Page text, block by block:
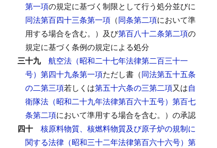
第一項の規定に基づく制限として行う処分並びに
同法第百四十三条第一項 （同条第二項において準
用する場合を含む。）及び第百八十二条第二項の
規定に基づく条例の規定による処分
三十九 航空法（昭和二十七年法律第二百三十一
号）第四十九条第一項ただし書（同法第五十五条
の二第三項若しくは第五十六条の三第二項又は自
衛隊法（昭和二十九年法律第百六十五号）第百七
条第二項において準用する場合を含む。）の承認
四十 核原料物質、核燃料物質及び原子炉の規制に
関する法律（昭和三十二年法律第百六十六号）第